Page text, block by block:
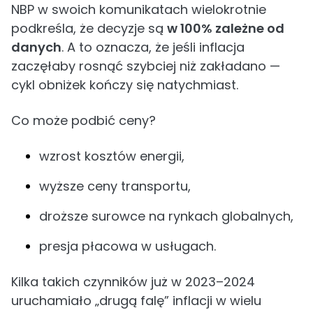
NBP w swoich komunikatach wielokrotnie
podkreśla, że decyzje są w 100% zależne od
danych. A to oznacza, że jeśli inflacja
zaczęłaby rosnąć szybciej niż zakładano —
cykl obniżek kończy się natychmiast.
Co może podbić ceny?
wzrost kosztów energii,
wyższe ceny transportu,
droższe surowce na rynkach globalnych,
presja płacowa w usługach.
Kilka takich czynników już w 2023–2024
uruchamiało „drugą falę” inflacji w wielu